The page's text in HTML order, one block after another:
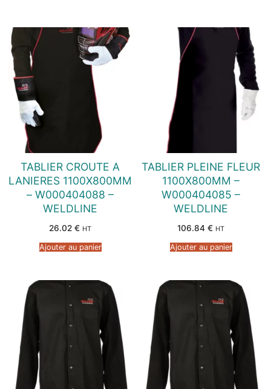
TABLIER CROUTE A
LANIERES 1100X800MM
– W000404088 –
WELDLINE
26.02 € HT
Ajouter au panier
TABLIER PLEINE FLEUR
1100X800MM –
W000404085 –
WELDLINE
106.84 € HT
Ajouter au panier